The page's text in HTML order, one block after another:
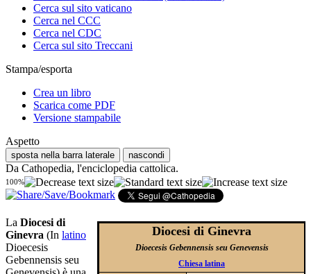
Cerca sul sito vaticano
Cerca nel CCC
Cerca nel CDC
Cerca sul sito Treccani
Stampa/esporta
Crea un libro
Scarica come PDF
Versione stampabile
Aspetto
sposta nella barra laterale nascondi
Da Cathopedia, l'enciclopedia cattolica.
100%
Diocesi di Ginevra
Dioecesis Gebennensis seu Genevensis
Chiesa latina
La Diocesi di
Ginevra (In latino
Dioecesis
Gebennensis seu